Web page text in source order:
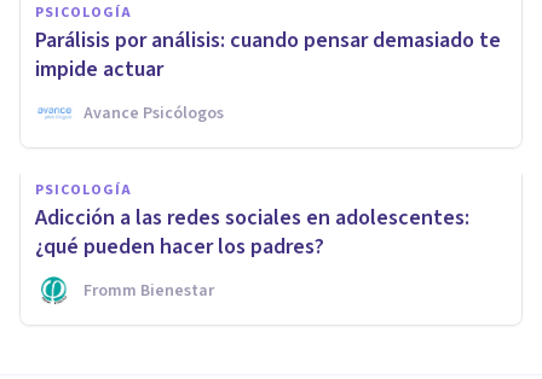
PSICOLOGÍA
Parálisis por análisis: cuando pensar demasiado te
impide actuar
Avance Psicólogos
PSICOLOGÍA
Adicción a las redes sociales en adolescentes:
¿qué pueden hacer los padres?
Fromm Bienestar